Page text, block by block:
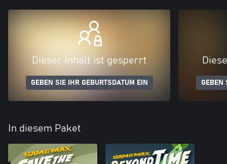
Dieser Inhalt ist gesperrt
GEBEN SIE IHR GEBURTSDATUM EIN GEBEN
In diesem Paket